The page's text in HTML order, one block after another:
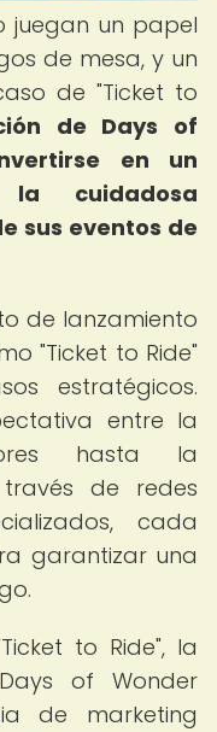
juegan un papel
de mesa, y un
de "Ticket to
de Days of
en un
cuidadosa
sus eventos de
de lanzamiento
"Ticket to Ride"
estratégicos.
entre la
hasta la
de redes
cada
garantizar una
to Ride", la
of Wonder
de marketing